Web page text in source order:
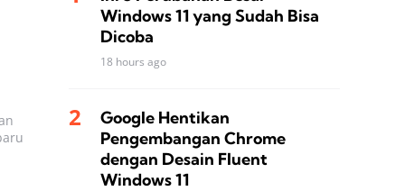
Windows 11 yang Sudah Bisa
Dicoba
18 hours ago
Google Hentikan
Pengembangan Chrome
dengan Desain Fluent
Windows 11